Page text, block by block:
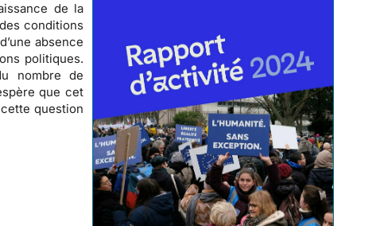
de la
conditions
absence
politiques.
nombre de
que cet
question